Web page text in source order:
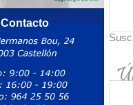
Contacto